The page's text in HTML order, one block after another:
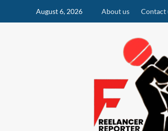
August 6, 2026 About us Contact